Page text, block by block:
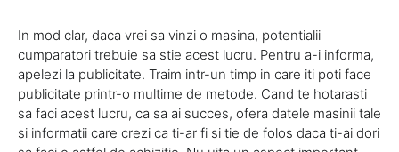
In mod clar, daca vrei sa vinzi o masina, potentialii
cumparatori trebuie sa stie acest lucru. Pentru a-i informa,
apelezi la publicitate. Traim intr-un timp in care iti poti face
publicitate printr-o multime de metode. Cand te hotarasti
sa faci acest lucru, ca sa ai succes, ofera datele masinii tale
si informatii care crezi ca ti-ar fi si tie de folos daca ti-ai dori